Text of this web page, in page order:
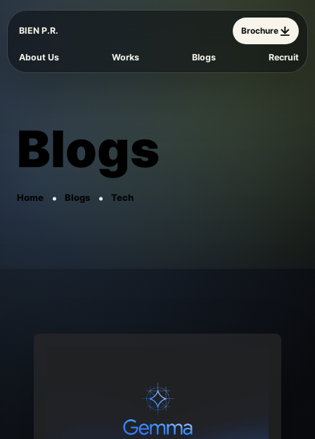
BIEN P.R.
About Us Works Blogs Recruit
Brochure
Blogs
Home Blogs Tech